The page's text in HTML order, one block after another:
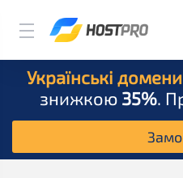
Українські
знижкою 35%.